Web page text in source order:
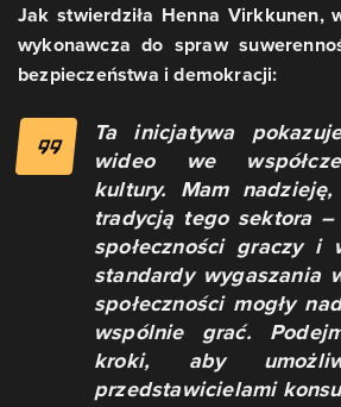
Jak stwierdziła Henna Virkkunen,
wykonawcza do spraw
bezpieczeństwa i demokracji:
Ta inicjatywa
wideo we
kultury. Mam
tradycją tego sektora –
społeczności graczy i
standardy wygaszania
społeczności mogły
wspólnie grać.
kroki, aby
przedstawicielami